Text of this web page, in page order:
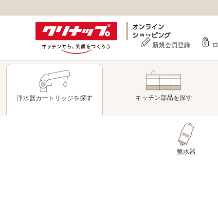
新規会員登録
浄水器カートリッジを探す キッチン部品を探す
整水器